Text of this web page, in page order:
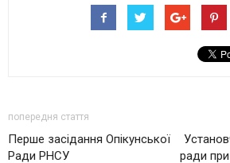
попередня стаття
Перше засідання Опікунської
Ради РНСУ
ради при